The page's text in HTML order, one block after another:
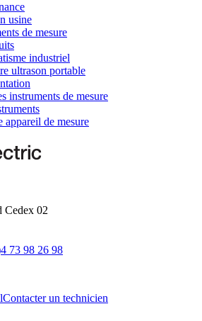
usine
de mesure
industriel
ultrason portable
instruments de mesure
appareil de mesure
Cedex 02
73 98 26 98
Contacter un technicien